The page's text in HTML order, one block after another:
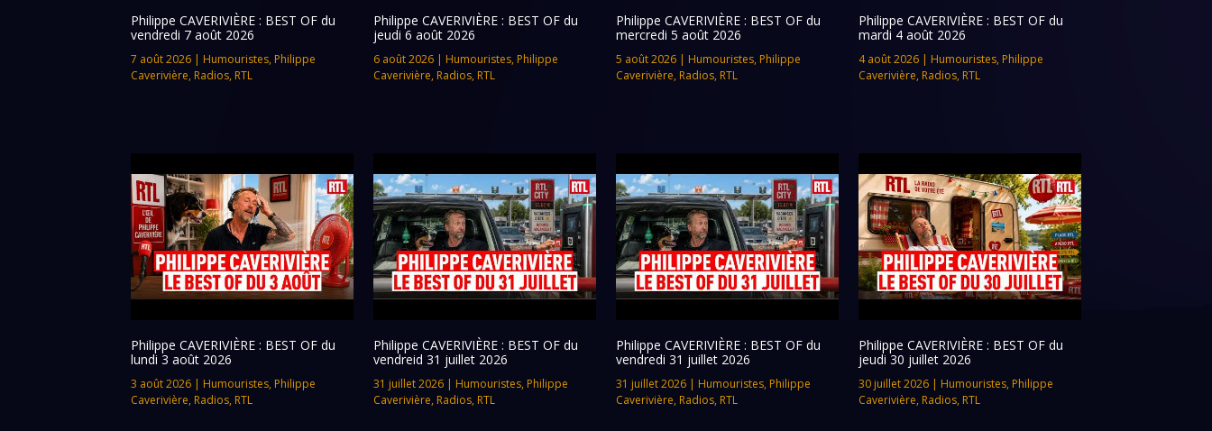
Philippe CAVERIVIÈRE : BEST OF du
vendredi 7 août 2026
7 août 2026 | Humouristes, Philippe
Caverivière, Radios, RTL
Philippe CAVERIVIÈRE : BEST OF du
jeudi 6 août 2026
6 août 2026| Humouristes, Philippe
Caverivière, Radios, RTL
Philippe CAVERIVIÈRE : BEST OF du
mercredi 5 août 2026
5 août 2026| Humouristes, Philippe
Caverivière, Radios, RTL
Philippe CAVERIVIÈRE : BEST OF du
mardi 4 août 2026
4 août 2026| Humouristes, Philippe
Caverivière, Radios, RTL
Philippe CAVERIVIÈRE : BEST OF du
lundi 3 août 2026
3 août 2026 | Humouristes, Philippe
Caverivière, Radios, RTL
Philippe CAVERIVIÈRE : BEST OF du
vendreid 31 juillet 2026
31 juillet 2026| Humouristes, Philippe
Caverivière, Radios, RTL
Philippe CAVERIVIÈRE : BEST OF du
vendredi 31 juillet 2026
31 juillet 2026| Humouristes, Philippe
Caverivière, Radios, RTL
Philippe CAVERIVIÈRE : BEST OF du
jeudi 30 juillet 2026
30 juillet 2026| Humouristes, Philippe
Caverivière, Radios, RTL